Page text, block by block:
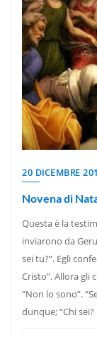
20 DICEMBRE
Novena di
Questa è la
inviarono da
sei tu?”. Egli
Cristo”. Allora gli
“Non lo sono”.
dunque; “Chi